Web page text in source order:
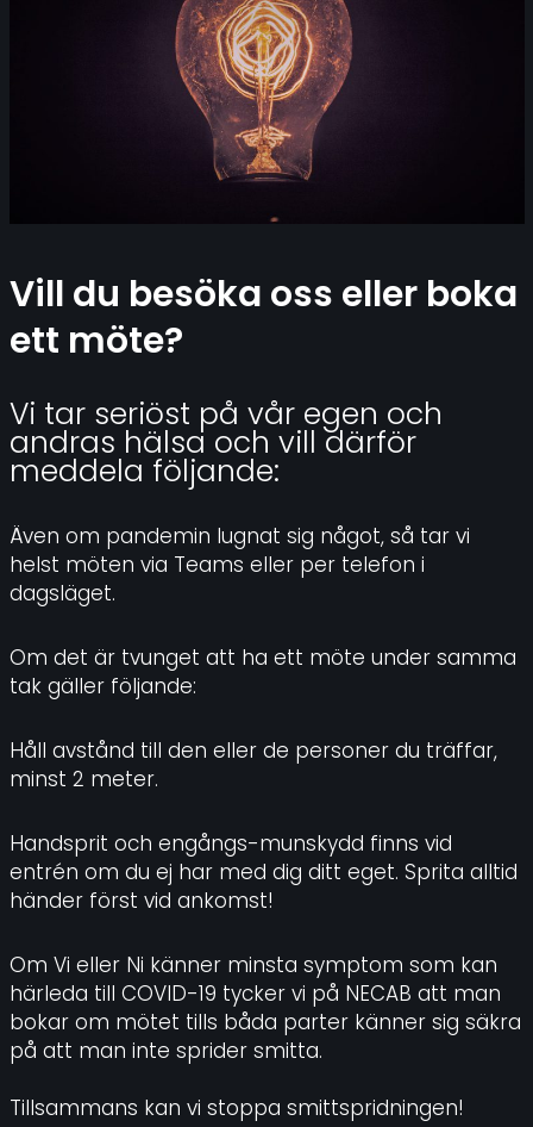
Vill du besöka oss eller boka
ett möte?
Vi tar seriöst på vår egen och
andras hälsa och vill därför
meddela följande:
Även om pandemin lugnat sig något, så tar vi
helst möten via Teams eller per telefon i
dagsläget.
Om det är tvunget att ha ett möte under samma
tak gäller följande:
Håll avstånd till den eller de personer du träffar,
minst 2 meter.
Handsprit och engångs-munskydd finns vid
entrén om du ej har med dig ditt eget. Sprita alltid
händer först vid ankomst!
Om Vi eller Ni känner minsta symptom som kan
härleda till COVID-19 tycker vi på NECAB att man
bokar om mötet tills båda parter känner sig säkra
på att man inte sprider smitta.
Tillsammans kan vi stoppa smittspridningen!